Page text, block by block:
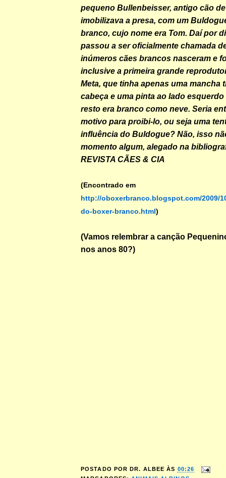
pequeno Bullenbeisser, antigo cão
imobilizava a presa, com um
branco, cujo nome era Tom. Daí por
passou a ser oficialmente chamada
inúmeros cães brancos nasceram e
inclusive a primeira grande
Meta, que tinha apenas uma mancha
cabeça e uma pinta ao lado
resto era branco como neve. Seria
motivo para proibi-lo, ou seja uma
influência do Buldogue? Não, isso
momento algum, alegado na
REVISTA CÃES & CIA
(Encontrado em
http://oboxerbranco.blogspot.com/2009/
do-boxer-branco.html)
(Vamos relembrar a canção
nos anos 80?)
POSTADO POR DR. ALBEE ÀS 00:26